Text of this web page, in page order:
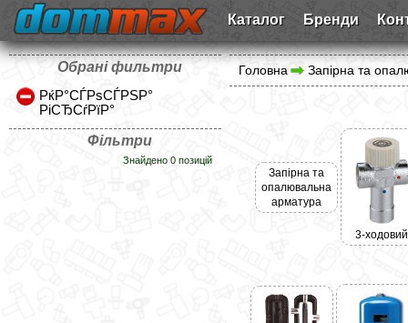
Каталог Бренди
Обрані фильтри
РќР°СЃРѕСЃРЅР°
РіСЂСѓРїР°
Фільтри
Знайдено 0 позицій
Головна Запірна та
Запірна та
опалювальна
арматура
3-ходовий